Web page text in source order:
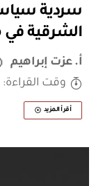
سردية
الشرقية في
أ. عزت إبراهيم
وقت القراءة: 1 دقيقة
أقرأ المزيد